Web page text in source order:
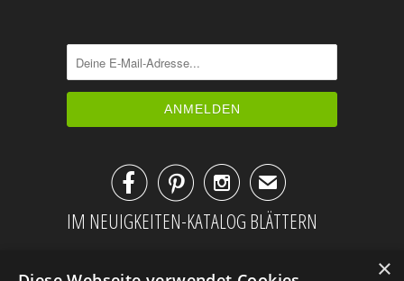
✉
IM NEUIGKEITEN-KATALOG BLÄTTERN
×